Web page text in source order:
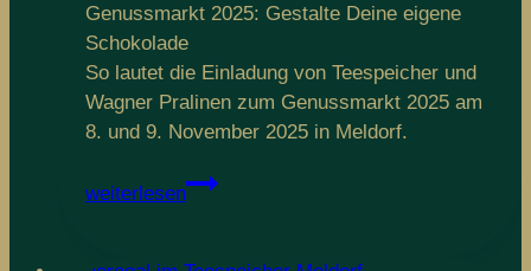
Genussmarkt 2025: Gestalte Deine eigene
Schokolade
So lautet die Einladung von Teespeicher und
Wagner Pralinen zum Genussmarkt 2025 am
8. und 9. November 2025 in Meldorf.
weiterlesen
Schokowerkstatt